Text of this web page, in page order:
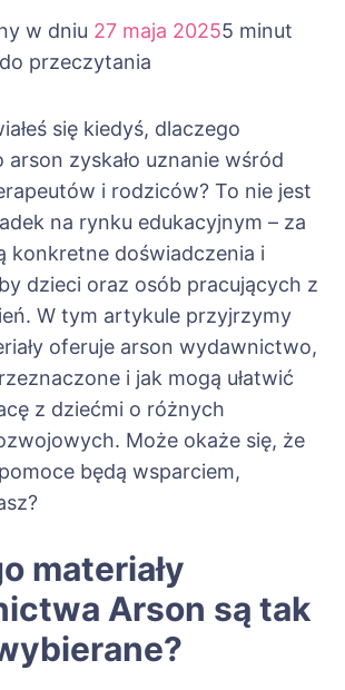
w dniu 27 maja 20255 minut
przeczytania
się kiedyś, dlaczego
zyskało uznanie wśród
i rodziców? To nie jest
na rynku edukacyjnym – za
konkretne doświadczenia i
dzieci oraz osób pracujących z
W tym artykule przyjrzymy
oferuje arson wydawnictwo,
i jak mogą ułatwić
z dziećmi o różnych
Może okaże się, że
będą wsparciem,
materiały
Arson są tak